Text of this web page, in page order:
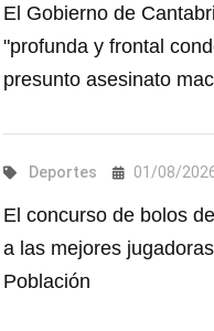
El Gobierno de
"profunda y frontal
presunto asesinato
Deportes 01/08/
El concurso de bolos
a las mejores
Población